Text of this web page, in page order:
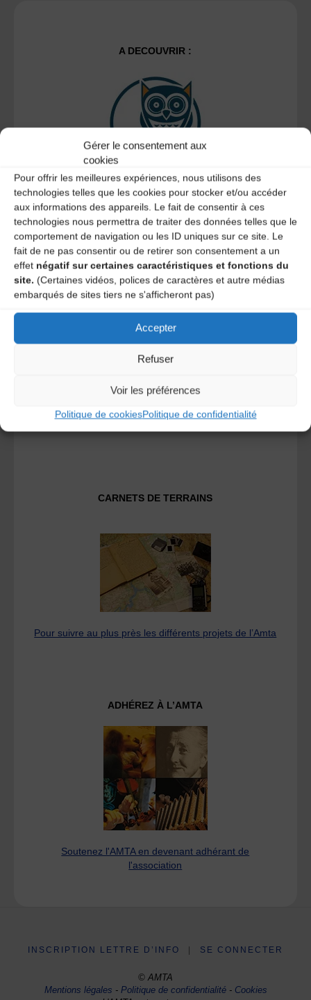
Gérer le consentement aux
cookies
Pour offrir les meilleures expériences, nous utilisons des
technologies telles que les cookies pour stocker et/ou accéder
aux informations des appareils. Le fait de consentir à ces
technologies nous permettra de traiter des données telles que le
comportement de navigation ou les ID uniques sur ce site. Le
fait de ne pas consentir ou de retirer son consentement a un
effet négatif sur certaines caractéristiques et fonctions du
site. (Certaines vidéos, polices de caractères et autre médias
embarqués de sites tiers ne s'afficheront pas)
Accepter
Refuser
Voir les préférences
Politique de cookiesPolitique de confidentialité
A DECOUVRIR :
Le distributeur des musiques Trad'
L’AMTA EST MEMBRE DE LA
Fédération des Associations de Musiques et Danses
CARNETS DE TERRAINS
Pour suivre au plus près les différents projets de l’Amta
ADHÉREZ À L’AMTA
Soutenez l'AMTA en devenant adhérant de
l'association
INSCRIPTION LETTRE D’INFO SE CONNECTER
© AMTA
Mentions légales -Politique de confidentialité- Cookies